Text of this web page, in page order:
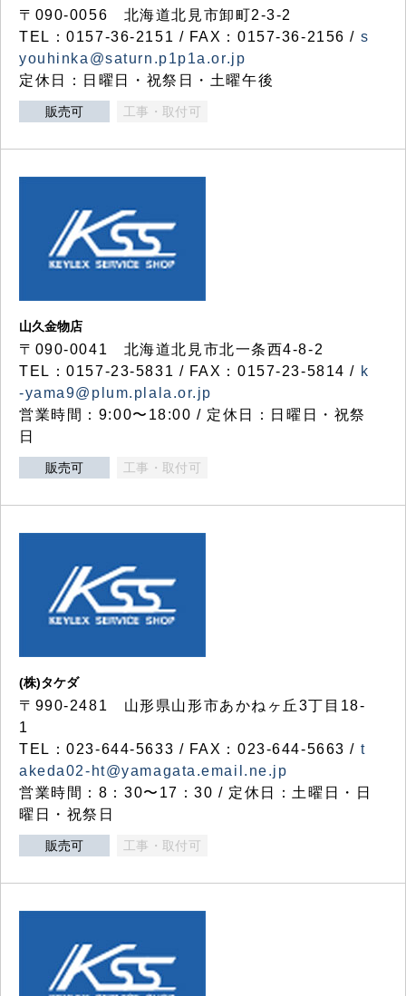
〒090-0056 北海道北見市卸町2-3-2
TEL：0157-36-2151 / FAX：0157-36-2156 / s
youhinka@saturn.p1p1a.or.jp
定休日：日曜日・祝祭日・土曜午後
販売可 工事・取付可
山久金物店
〒090-0041 北海道北見市北一条西4-8-2
TEL：0157-23-5831 / FAX：0157-23-5814 / k
-yama9@plum.plala.or.jp
営業時間：9:00〜18:00 / 定休日：日曜日・祝祭
日
販売可 工事・取付可
(株)タケダ
〒990-2481 山形県山形市あかねヶ丘3丁目18-
1
TEL：023-644-5633 / FAX：023-644-5663 / t
akeda02-ht@yamagata.email.ne.jp
営業時間：8：30〜17：30 / 定休日：土曜日・日
曜日・祝祭日
販売可 工事・取付可